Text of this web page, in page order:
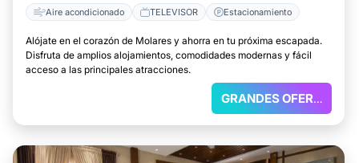
Aire acondicionado TELEVISOR Estacionamiento
Alójate en el corazón de Molares y ahorra en tu próxima escapada.
Disfruta de amplios alojamientos, comodidades modernas y fácil
acceso a las principales atracciones.
GRANDES OFERTAS